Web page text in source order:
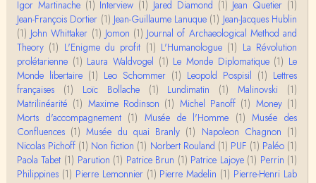
Igor Martinache (1) Interview (1) Jared Diamond (1) Jean Quetier (1)
Jean-François Dortier (1) Jean-Guillaume Lanuque (1) Jean-Jacques Hublin
(1) John Whittaker (1) Jomon (1) Journal of Archaeological Method and
Theory (1) L'Enigme du profit (1) L'Humanologue (1) La Révolution
prolétarienne (1) Laura Waldvogel (1) Le Monde Diplomatique (1) Le
Monde libertaire (1) Leo Schommer (1) Leopold Pospisil (1) Lettres
françaises
(1) Loïc Bollache (1) Lundimatin (1) Malinovski
(1)
Matrilinéarité (1) Maxime Rodinson (1) Michel Panoff (1) Money (1)
Morts d'accompagnement (1) Musée de l'Homme (1) Musée des
Confluences (1) Musée du quai Branly (1) Napoleon Chagnon (1)
Nicolas Pichoff (1) Non fiction (1) Norbert Rouland (1) PUF (1) Paléo (1)
Paola Tabet (1) Parution (1) Patrice Brun (1) Patrice Lajoye (1) Perrin (1)
Philippines (1) Pierre Lemonnier (1) Pierre Madelin (1) Pierre-Henri Lab